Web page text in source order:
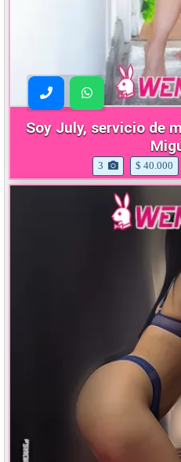
Soy July, servicio de
3 $ 40.000